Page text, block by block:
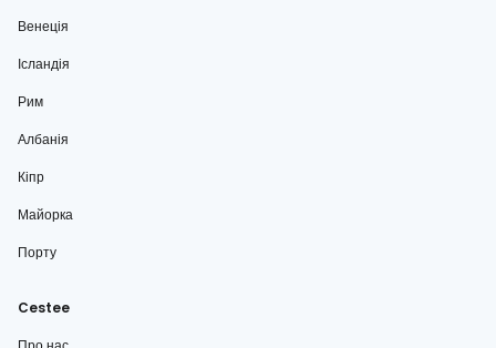
Венеція
Ісландія
Рим
Албанія
Кіпр
Майорка
Порту
Cestee